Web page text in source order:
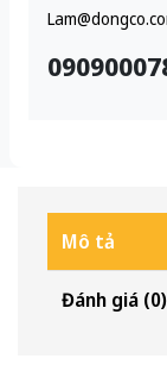
Mô tả
Đánh giá (0)